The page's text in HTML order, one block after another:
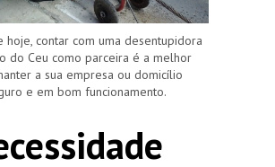
hoje, contar com uma desentupidora
do Ceu como parceira é a melhor
a sua empresa ou domicílio
e em bom funcionamento.